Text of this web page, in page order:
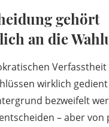
gehört
an die
wirklich
bezweifelt
– aber von